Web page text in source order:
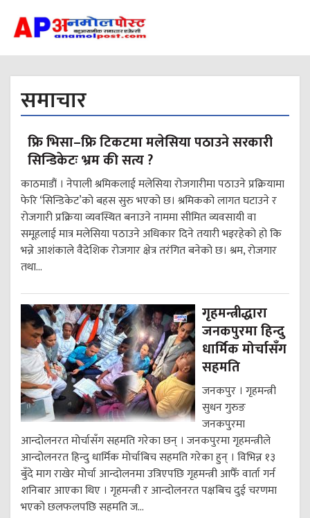
समाचार
फ्रि भिसा–फ्रि टिकटमा मलेसिया पठाउने सरकारी
सिन्डिकेटः भ्रम की सत्य ?
काठमाडौं । नेपाली श्रमिकलाई मलेसिया रोजगारीमा पठाउने प्रक्रियामा
फेरि ‘सिन्डिकेट’को बहस सुरु भएको छ। श्रमिकको लागत घटाउने र
रोजगारी प्रक्रिया व्यवस्थित बनाउने नाममा सीमित व्यवसायी वा
समूहलाई मात्र मलेसिया पठाउने अधिकार दिने तयारी भइरहेको हो कि
भन्ने आशंकाले वैदेशिक रोजगार क्षेत्र तरंगित बनेको छ। श्रम, रोजगार
तथा...
गृहमन्त्रीद्धारा
जनकपुरमा हिन्दु
धार्मिक मोर्चासँग
सहमति
जनकपुर । गृहमन्त्री
सुधन गुरुङ
जनकपुरमा
आन्दोलनरत मोर्चासँग सहमति गरेका छन् । जनकपुरमा गृहमन्त्रीले
आन्दोलनरत हिन्दु धार्मिक मोर्चाबिच सहमति गरेका हुन् । विभिन्न १३
बुँदे माग राखेर मोर्चा आन्दोलनमा उत्रिएपछि गृहमन्त्री आफैँ वार्ता गर्न
शनिबार आएका थिए । गृहमन्त्री र आन्दोलनरत पक्षबिच दुई चरणमा
भएको छलफलपछि सहमति ज...